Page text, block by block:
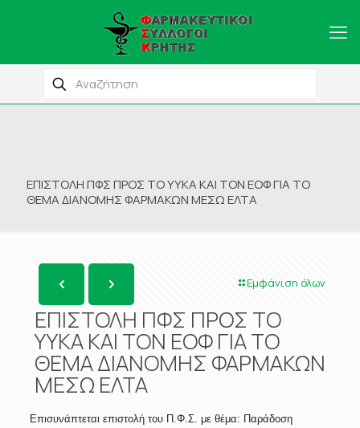
ΕΠΙΣΤΟΛΗ ΠΦΣ ΠΡΟΣ ΤΟ ΥΥΚΑ ΚΑΙ ΤΟΝ ΕΟΦ ΓΙΑ ΤΟ
ΘΕΜΑ ΔΙΑΝΟΜΗΣ ΦΑΡΜΑΚΩΝ ΜΕΣΩ ΕΛΤΑ
Εμφάνιση όλων
ΕΠΙΣΤΟΛΗ ΠΦΣ ΠΡΟΣ ΤΟ
ΥΥΚΑ ΚΑΙ ΤΟΝ ΕΟΦ ΓΙΑ ΤΟ
ΘΕΜΑ ΔΙΑΝΟΜΗΣ ΦΑΡΜΑΚΩΝ
ΜΕΣΩ ΕΛΤΑ
Επισυνάπτεται επιστολή του Π.Φ.Σ. με θέμα: Παράδοση